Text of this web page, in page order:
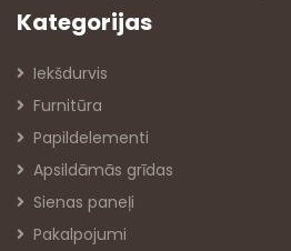
Kategorijas
Iekšdurvis
Furnitūra
Papildelementi
Apsildāmās grīdas
Sienas paneļi
Pakalpojumi